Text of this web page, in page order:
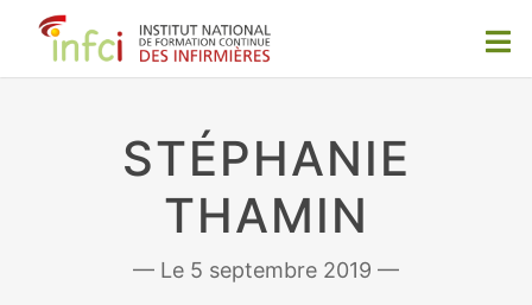
STÉPHANIE
THAMIN
5 septembre 2019